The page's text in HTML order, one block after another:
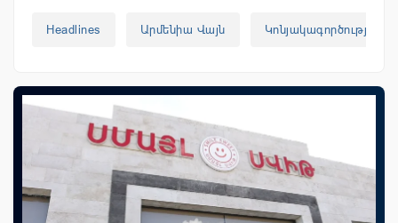
Headlines Արմենիա Վայն Կոնյակագործություն